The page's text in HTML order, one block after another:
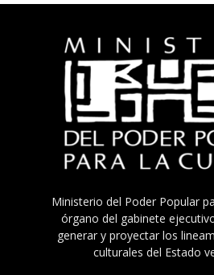
Ministerio del Poder Popular
órgano del gabinete
generar y proyectar los
culturales del Estado